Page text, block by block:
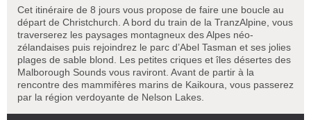
Cet itinéraire de 8 jours vous propose de faire une boucle au
départ de Christchurch. A bord du train de la TranzAlpine, vous
traverserez les paysages montagneux des Alpes néo-
zélandaises puis rejoindrez le parc d’Abel Tasman et ses jolies
plages de sable blond. Les petites criques et îles désertes des
Malborough Sounds vous raviront. Avant de partir à la
rencontre des mammifères marins de Kaikoura, vous passerez
par la région verdoyante de Nelson Lakes.